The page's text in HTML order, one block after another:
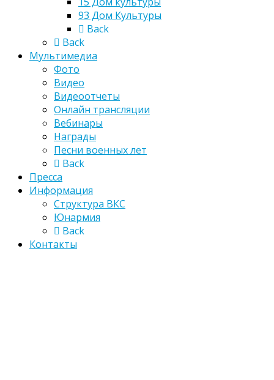
93 Дом Культуры
Back
Back
Мультимедиа
Фото
Видео
Видеоотчеты
Онлайн трансляции
Вебинары
Награды
Песни военных лет
Back
Пресса
Информация
Структура ВКС
Юнармия
Back
Контакты